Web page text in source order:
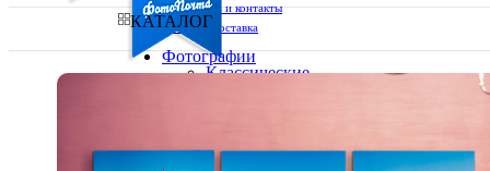
Поддержка и контакты
Оплата и доставка
КАТАЛОГ
Фотографии
Классические
13х18